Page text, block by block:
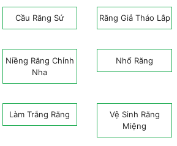
Cầu Răng Sứ Răng Giả Tháo Lắp
Niềng Răng Chỉnh
Nha
Nhổ Răng
Làm Trắng Răng
Vệ Sinh Răng
Miệng